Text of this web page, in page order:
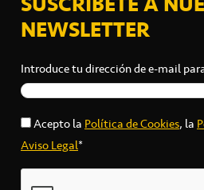
NEWSLETTER
Introduce tu dirección de e-mail
Acepto laPolítica de Cookies, la
Aviso Legal*